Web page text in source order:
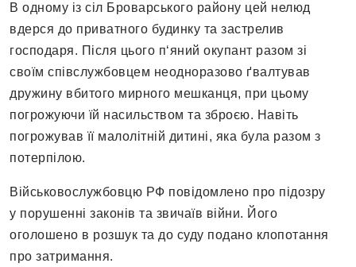
В одному із сіл Броварського району цей нелюд
вдерся до приватного будинку та застрелив
господаря. Після цього п‘яний окупант разом зі
своїм співслужбовцем неодноразово ґвалтував
дружину вбитого мирного мешканця, при цьому
погрожуючи їй насильством та зброєю. Навіть
погрожував її малолітній дитині, яка була разом з
потерпілою.
Військовослужбовцю РФ повідомлено про підозру
у порушенні законів та звичаїв війни. Його
оголошено в розшук та до суду подано клопотання
про затримання.